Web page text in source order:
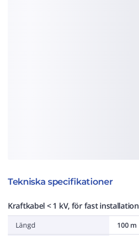
Tekniska specifikationer
Kraftkabel < 1 kV, för fast installation
Längd
100 m